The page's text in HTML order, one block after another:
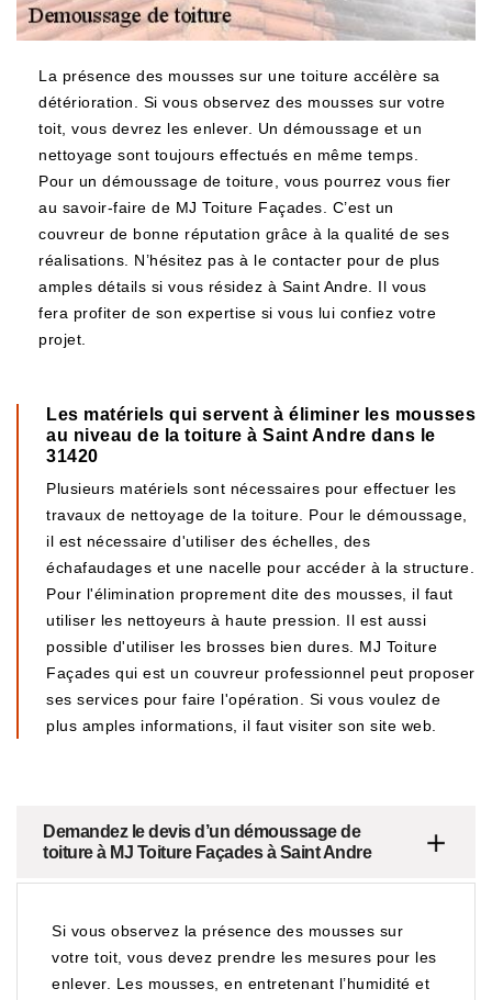
La présence des mousses sur une toiture accélère sa
détérioration. Si vous observez des mousses sur votre
toit, vous devrez les enlever. Un démoussage et un
nettoyage sont toujours effectués en même temps.
Pour un démoussage de toiture, vous pourrez vous fier
au savoir-faire de MJ Toiture Façades. C’est un
couvreur de bonne réputation grâce à la qualité de ses
réalisations. N’hésitez pas à le contacter pour de plus
amples détails si vous résidez à Saint Andre. Il vous
fera profiter de son expertise si vous lui confiez votre
projet.
Les matériels qui servent à éliminer les mousses
au niveau de la toiture à Saint Andre dans le
31420
Plusieurs matériels sont nécessaires pour effectuer les
travaux de nettoyage de la toiture. Pour le démoussage,
il est nécessaire d'utiliser des échelles, des
échafaudages et une nacelle pour accéder à la structure.
Pour l'élimination proprement dite des mousses, il faut
utiliser les nettoyeurs à haute pression. Il est aussi
possible d'utiliser les brosses bien dures. MJ Toiture
Façades qui est un couvreur professionnel peut proposer
ses services pour faire l'opération. Si vous voulez de
plus amples informations, il faut visiter son site web.
Demandez le devis d’un démoussage de
toiture à MJ Toiture Façades à Saint Andre
Si vous observez la présence des mousses sur
votre toit, vous devez prendre les mesures pour les
enlever. Les mousses, en entretenant l’humidité et